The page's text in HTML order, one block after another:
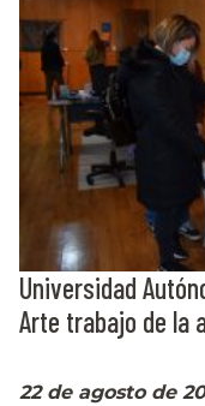
Universidad
Arte trabajo de la
22 de agosto de